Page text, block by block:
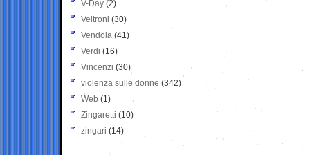
V-Day (2)
Veltroni (30)
Vendola (41)
Verdi (16)
Vincenzi (30)
violenza sulle donne (342)
Web (1)
Zingaretti (10)
zingari (14)